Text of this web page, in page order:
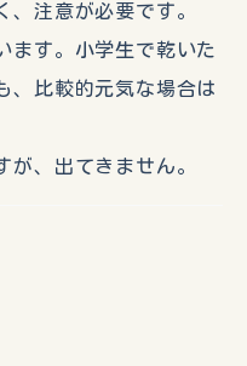
、注意が必要です。
ます。小学生で乾いた
、比較的元気な場合は
が、出てきません。